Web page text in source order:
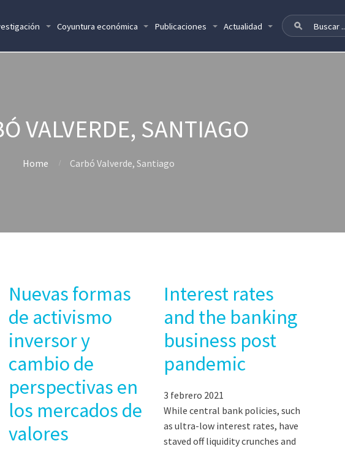
Coyuntura económica Publicaciones Actualidad
VALVERDE, SANTIAGO
Home Carbó Valverde, Santiago
Nuevas formas
de activismo
inversor y
cambio de
perspectivas en
los mercados de
valores
Interest rates
and the banking
business post
pandemic
3 febrero 2021
While central bank policies, such
as ultra-low interest rates, have
staved off liquidity crunches and